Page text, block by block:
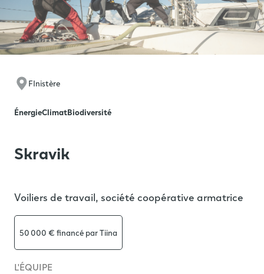
FInistère
ÉnergieClimatBiodiversité
Skravik
Voiliers de travail, société coopérative armatrice
50 000 € financé par Tiina
L'ÉQUIPE